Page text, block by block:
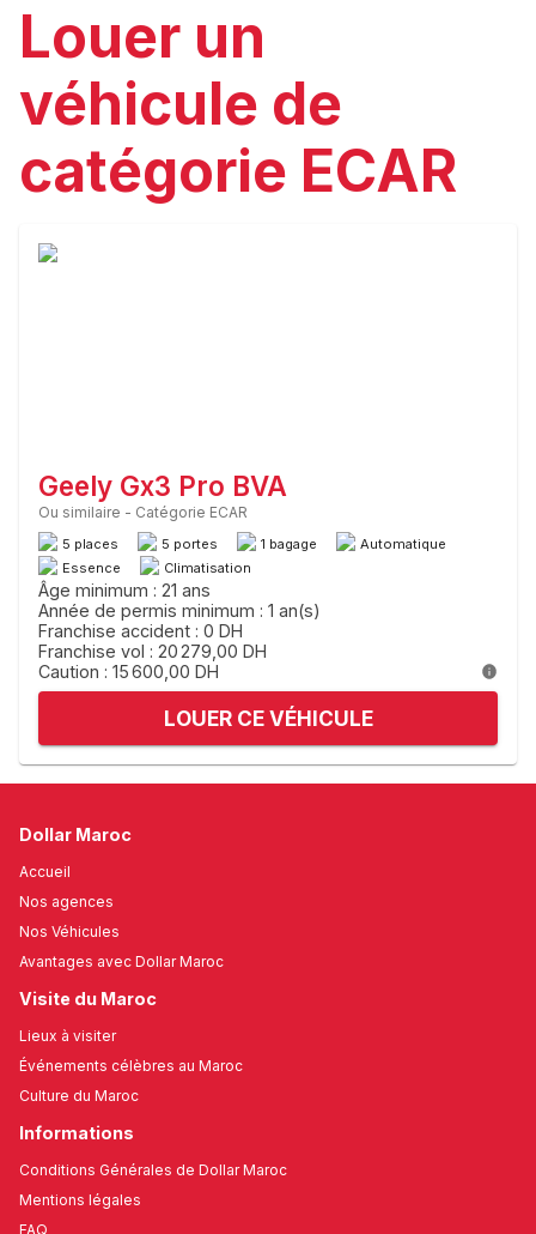
Louer un
véhicule de
catégorie ECAR
Geely Gx3 Pro BVA
Ou similaire - Catégorie ECAR
5 places 5 portes 1 bagage
Automatique
Essence
Climatisation
Âge minimum : 21 ans
Année de permis minimum : 1 an(s)
Franchise accident : 0 DH
Franchise vol : 20 279,00 DH
Caution : 15 600,00 DH
LOUER CE VÉHICULE
Dollar Maroc
Accueil
Nos agences
Nos Véhicules
Avantages avec Dollar Maroc
Visite du Maroc
Lieux à visiter
Événements célèbres au Maroc
Culture du Maroc
Informations
Conditions Générales de Dollar Maroc
Mentions légales
FAQ